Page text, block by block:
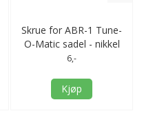
Skrue for ABR-1 Tune-
O-Matic sadel - nikkel
6,-
Kjøp